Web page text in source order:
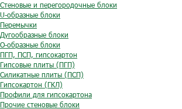
Стеновые и перегородочные блоки
U-образные блоки
Перемычки
Дугообразные блоки
O-образные блоки
ПГП, ПСП, гипсокартон
Гипсовые плиты (ПГП)
Силикатные плиты (ПСП)
Гипсокартон (ГКЛ)
Профили для гипсокартона
Прочие стеновые блоки